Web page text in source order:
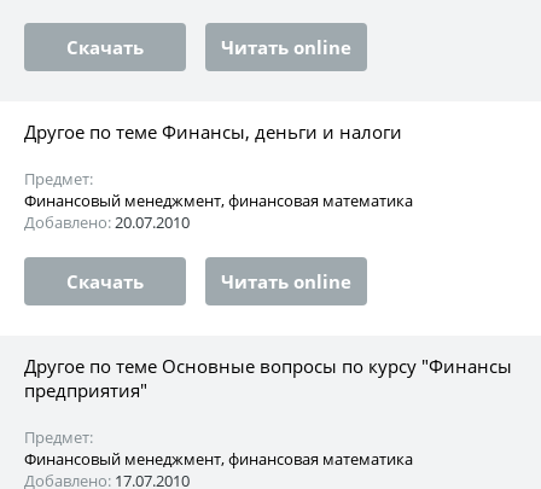
Скачать Читать online
Другое по теме Финансы, деньги и налоги
Предмет:
Финансовый менеджмент, финансовая математика
Добавлено:20.07.2010
Скачать Читать online
Другое по теме Основные вопросы по курсу "Финансы
предприятия"
Предмет:
Финансовый менеджмент, финансовая математика
Добавлено: 17.07.2010